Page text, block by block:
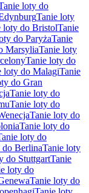
loty do
Tanie loty
loty do BristolTanie
do ParyżaTanie
MarsyliaTanie loty
Tanie loty do
loty do MalagiTanie
do Gran
Tanie loty do
Tanie loty do
Tanie loty do
Tanie loty do
loty do
BerlinaTanie loty
do StuttgartTanie
loty do
Tanie loty do